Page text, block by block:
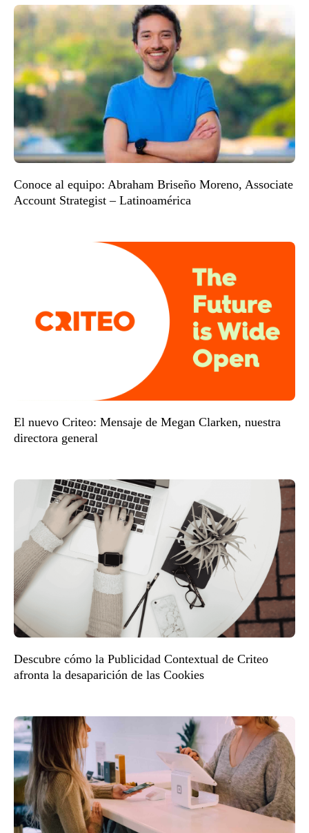
Conoce al equipo: Abraham Briseño Moreno, Associate
Account Strategist – Latinoamérica
El nuevo Criteo: Mensaje de Megan Clarken, nuestra
directora general
Descubre cómo la Publicidad Contextual de Criteo
afronta la desaparición de las Cookies